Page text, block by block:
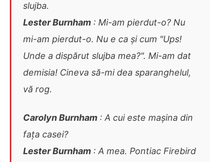
slujba.
Lester Burnham : Mi-am pierdut-o? Nu
mi-am pierdut-o. Nu e ca și cum "Ups!
Unde a dispărut slujba mea?". Mi-am dat
demisia! Cineva să-mi dea sparanghelul,
vă rog.
Carolyn Burnham : A cui este mașina din
fața casei?
Lester Burnham : A mea. Pontiac Firebird